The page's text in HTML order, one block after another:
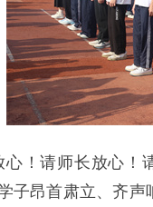
心！请师长放心！
子昂首肃立、齐